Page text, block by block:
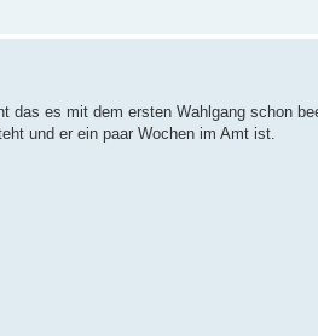
das es mit dem ersten Wahlgang schon
und er ein paar Wochen im Amt ist.